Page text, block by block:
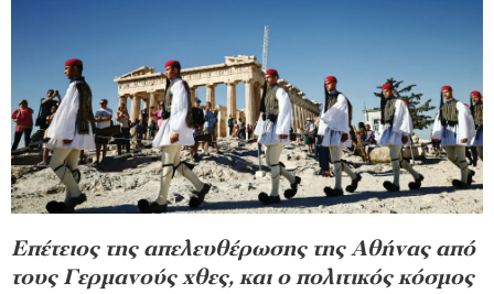
Επέτειος της απελευθέρωσης της Αθήνας από
τους Γερμανούς χθες, και ο πολιτικός κόσμος